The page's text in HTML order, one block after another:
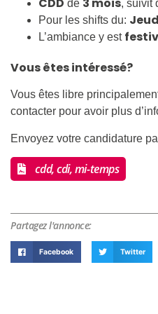
de , suivit
Pour les shifts du:
L’ambiance y est
Vous êtes intéressé?
Vous êtes libre
contacter pour avoir plus
Envoyez votre candidature
cdd, cdi, mi-temps
Partagez l'annonce:
Facebook Twitter